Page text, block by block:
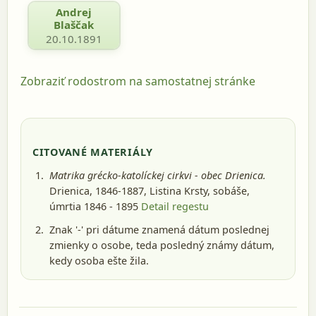
Andrej
Blaščak
20.10.1891
Zobraziť rodostrom na samostatnej stránke
CITOVANÉ MATERIÁLY
Matrika grécko-katolíckej cirkvi - obec Drienica.
Drienica, 1846-1887, Listina Krsty, sobáše,
úmrtia 1846 - 1895 Detail regestu
Znak '-' pri dátume znamená dátum poslednej
zmienky o osobe, teda posledný známy dátum,
kedy osoba ešte žila.